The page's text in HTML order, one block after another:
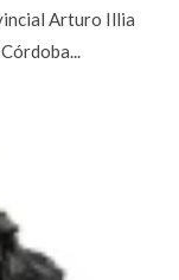
Arturo Illia